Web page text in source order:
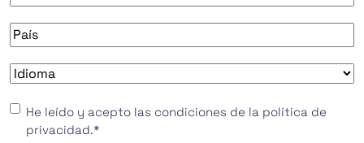
mail*
País*
Idioma*
Consentimiento*
He leído y acepto las condiciones de la política de
privacidad.*